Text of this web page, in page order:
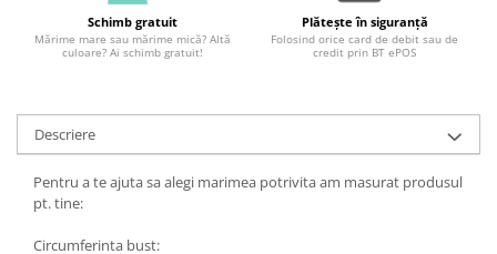
Schimb gratuit
Mărime mare sau mărime mică? Altă
culoare? Ai schimb gratuit!
Plătește în siguranță
Folosind orice card de debit sau de
credit prin BT ePOS
Descriere
Pentru a te ajuta sa alegi marimea potrivita am masurat produsul
pt. tine:
Circumferinta bust: